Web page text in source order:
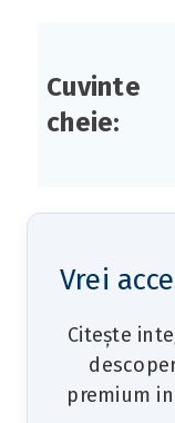
Cuvinte
cheie:
Vrei
Citește
premium